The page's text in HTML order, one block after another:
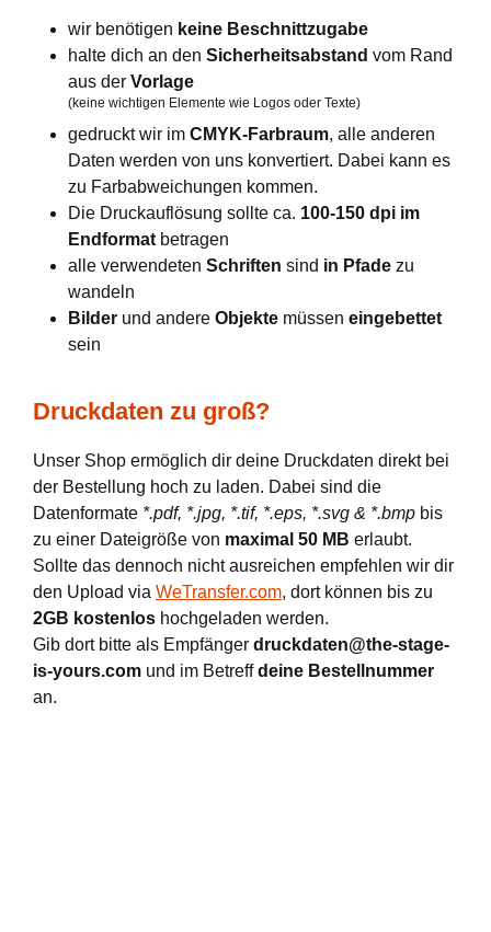
wir benötigen keine Beschnittzugabe
halte dich an den Sicherheitsabstand vom Rand
aus der Vorlage
(keine wichtigen Elemente wie Logos oder Texte)
gedruckt wir im CMYK-Farbraum, alle anderen
Daten werden von uns konvertiert. Dabei kann es
zu Farbabweichungen kommen.
Die Druckauflösung sollte ca. 100-150 dpi im
Endformat betragen
alle verwendeten Schriften sind in Pfade zu
wandeln
Bilder und andere Objekte müssen eingebettet
sein
Druckdaten zu groß?
Unser Shop ermöglich dir deine Druckdaten direkt bei
der Bestellung hoch zu laden. Dabei sind die
Datenformate *.pdf, *.jpg, *.tif, *.eps, *.svg & *.bmp bis
zu einer Dateigröße von maximal 50 MB erlaubt.
Sollte das dennoch nicht ausreichen empfehlen wir dir
den Upload via WeTransfer.com, dort können bis zu
2GB kostenlos hochgeladen werden.
Gib dort bitte als Empfänger druckdaten@the-stage-
is-yours.com und im Betreffdeine Bestellnummer
an.